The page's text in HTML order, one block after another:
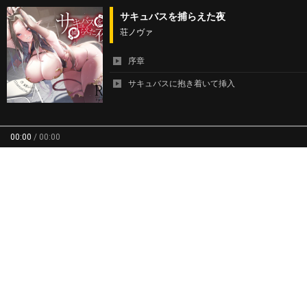
サキュバスを捕らえた夜
荘ノヴァ
序章
サキュバスに抱き着いて挿入
00:00 / 00:00